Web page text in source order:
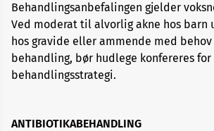
Behandlingsanbefalingen gjelder
Ved moderat til alvorlig akne hos barn
hos gravide eller ammende med
behandling, bør hudlege konfereres for
behandlingsstrategi.
ANTIBIOTIKABEHANDLING